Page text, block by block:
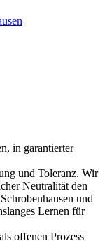
in garantierter
und Toleranz. Wir
Neutralität den
und
Lernen für
offenen Prozess